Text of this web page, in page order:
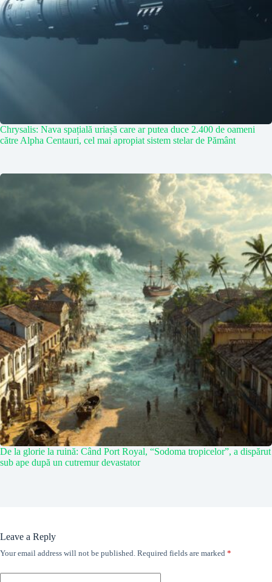
Chrysalis: Nava spațială uriașă care ar putea duce 2.400 de oameni
către Alpha Centauri, cel mai apropiat sistem stelar de Pământ
De la glorie la ruină: Când Port Royal, “Sodoma tropicelor”, a dispărut
sub ape după un cutremur devastator
Leave a Reply
Your email address will not be published. Required fields are marked *